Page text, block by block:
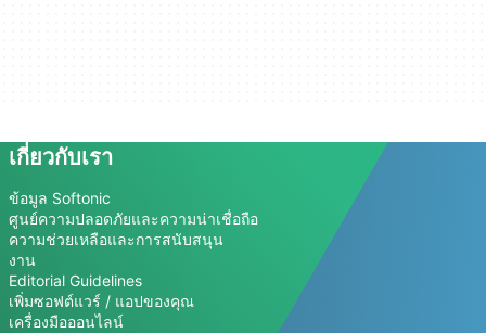
เกี่ยวกับเรา
ข้อมูล Softonic
ศูนย์ความปลอดภัยและความน่าเชื่อถือ
ความช่วยเหลือและการสนับสนุน
งาน
Editorial Guidelines
เพิ่มซอฟต์แวร์ / แอปของคุณ
เครื่องมือออนไลน์